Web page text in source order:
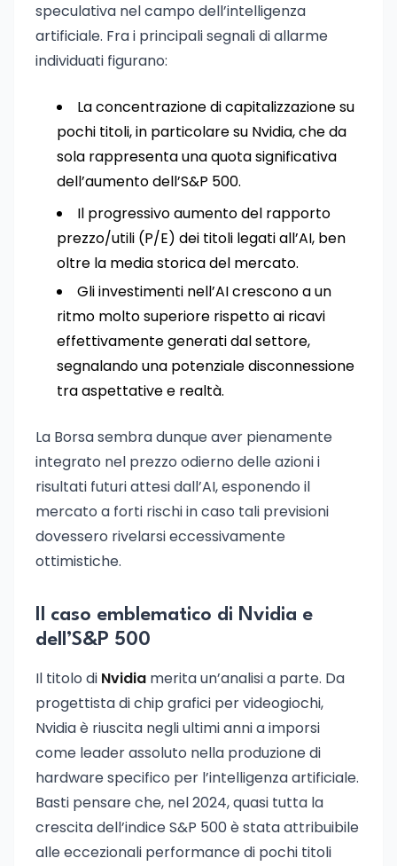
speculativa nel campo dell’intelligenza
artificiale. Fra i principali segnali di allarme
individuati figurano:
La concentrazione di capitalizzazione su
pochi titoli, in particolare su Nvidia, che da
sola rappresenta una quota significativa
dell’aumento dell’S&P 500.
Il progressivo aumento del rapporto
prezzo/utili (P/E) dei titoli legati all’AI, ben
oltre la media storica del mercato.
Gli investimenti nell’AI crescono a un
ritmo molto superiore rispetto ai ricavi
effettivamente generati dal settore,
segnalando una potenziale disconnessione
tra aspettative e realtà.
La Borsa sembra dunque aver pienamente
integrato nel prezzo odierno delle azioni i
risultati futuri attesi dall’AI, esponendo il
mercato a forti rischi in caso tali previsioni
dovessero rivelarsi eccessivamente
ottimistiche.
Il caso emblematico di Nvidia e
dell’S&P 500
Il titolo di Nvidia merita un’analisi a parte. Da
progettista di chip grafici per videogiochi,
Nvidia è riuscita negli ultimi anni a imporsi
come leader assoluto nella produzione di
hardware specifico per l’intelligenza artificiale.
Basti pensare che, nel 2024, quasi tutta la
crescita dell’indice S&P 500 è stata attribuibile
alle eccezionali performance di pochi titoli